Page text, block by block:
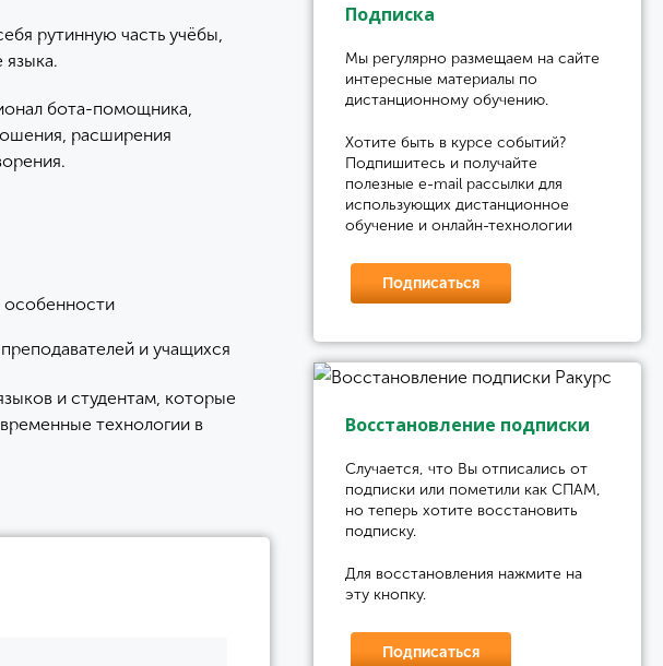
рутинную часть учёбы,
языка.
бота-помощника,
расширения
особенности
и учащихся
и студентам, которые
технологии в
Подписка
Мы регулярно размещаем на сайте
интересные материалы по
дистанционному обучению.
Хотите быть в курсе событий?
Подпишитесь и получайте
полезные e-mail рассылки для
использующих дистанционное
обучение и онлайн-технологии
Подписаться
Восстановление подписки
Случается, что Вы отписались от
подписки или пометили как СПАМ,
но теперь хотите восстановить
подписку.
Для восстановления нажмите на
эту кнопку.
Подписаться